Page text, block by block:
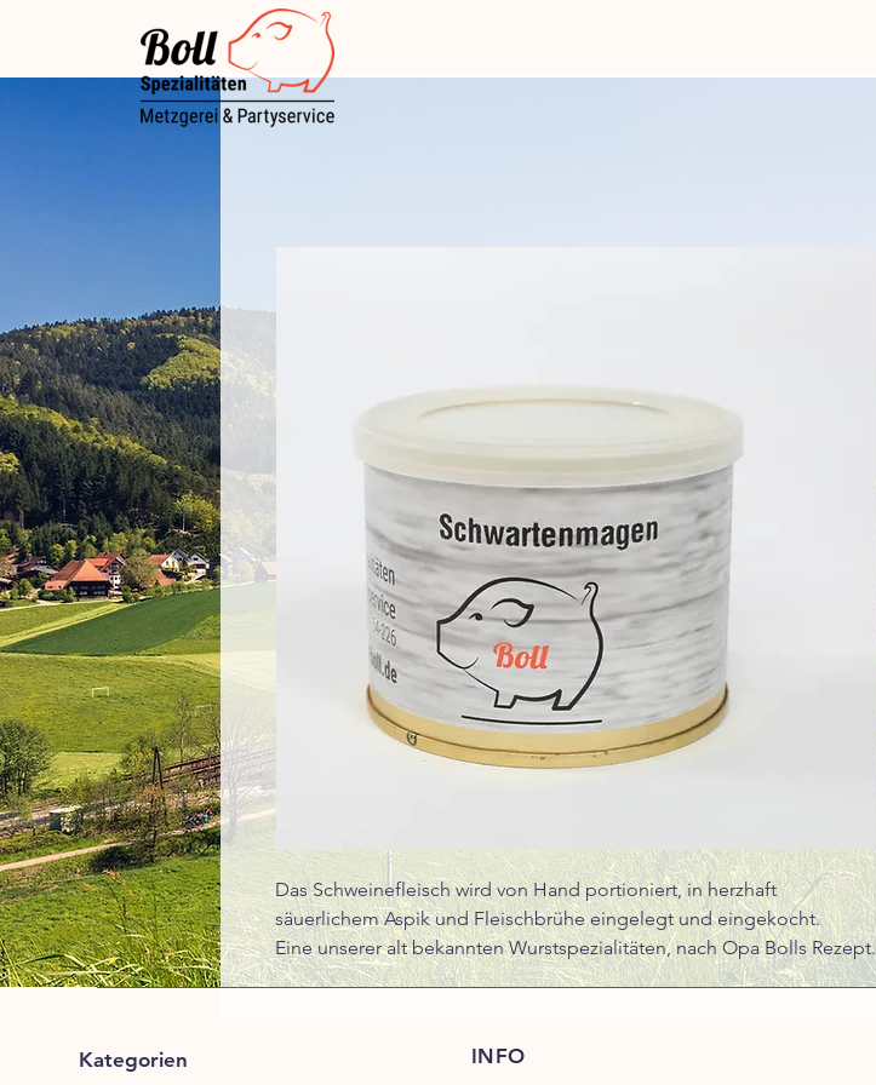
Das Schweinefleisch wird von Hand portioniert, in herzhaft
säuerlichem Aspik und Fleischbrühe eingelegt und eingekocht.
Eine unserer alt bekannten Wurstspezialitäten, nach Opa Bolls Rezept.
Kategorien INFO